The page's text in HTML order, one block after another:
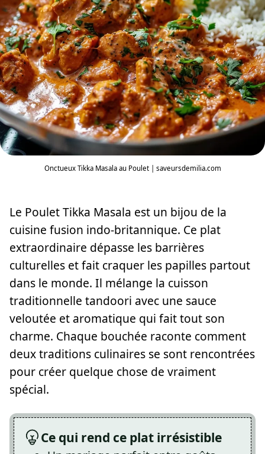
Onctueux Tikka Masala au Poulet | saveursdemilia.com
Le Poulet Tikka Masala est un bijou de la
cuisine fusion indo-britannique. Ce plat
extraordinaire dépasse les barrières
culturelles et fait craquer les papilles partout
dans le monde. Il mélange la cuisson
traditionnelle tandoori avec une sauce
veloutée et aromatique qui fait tout son
charme. Chaque bouchée raconte comment
deux traditions culinaires se sont rencontrées
pour créer quelque chose de vraiment
spécial.
Ce qui rend ce plat irrésistible